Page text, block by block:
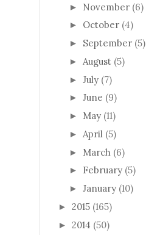
► November (6)
► October (4)
► September (5)
► August (5)
► July (7)
► June (9)
► May (11)
► April (5)
► March (6)
► February (5)
► January (10)
► 2015 (165)
► 2014 (50)